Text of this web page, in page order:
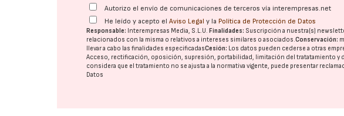
Autorizo el envío de comunicaciones de terceros vía interempresas.net
He leído y acepto elAviso Legal y la Política de Protección de Datos
Responsable: Interempresas Media, S.L.U.Finalidades: Suscripción a nuestra(s)
relacionados con la misma o relativos a intereses similares o asociados.Conservación:
llevar a cabo las finalidades especificadasCesión: Los datos pueden cederse a otras
Acceso, rectificación, oposición, supresión, portabilidad, limitación del tratatamiento y
considera que el tratamiento no se ajusta a la normativa vigente, puede presentar
Datos